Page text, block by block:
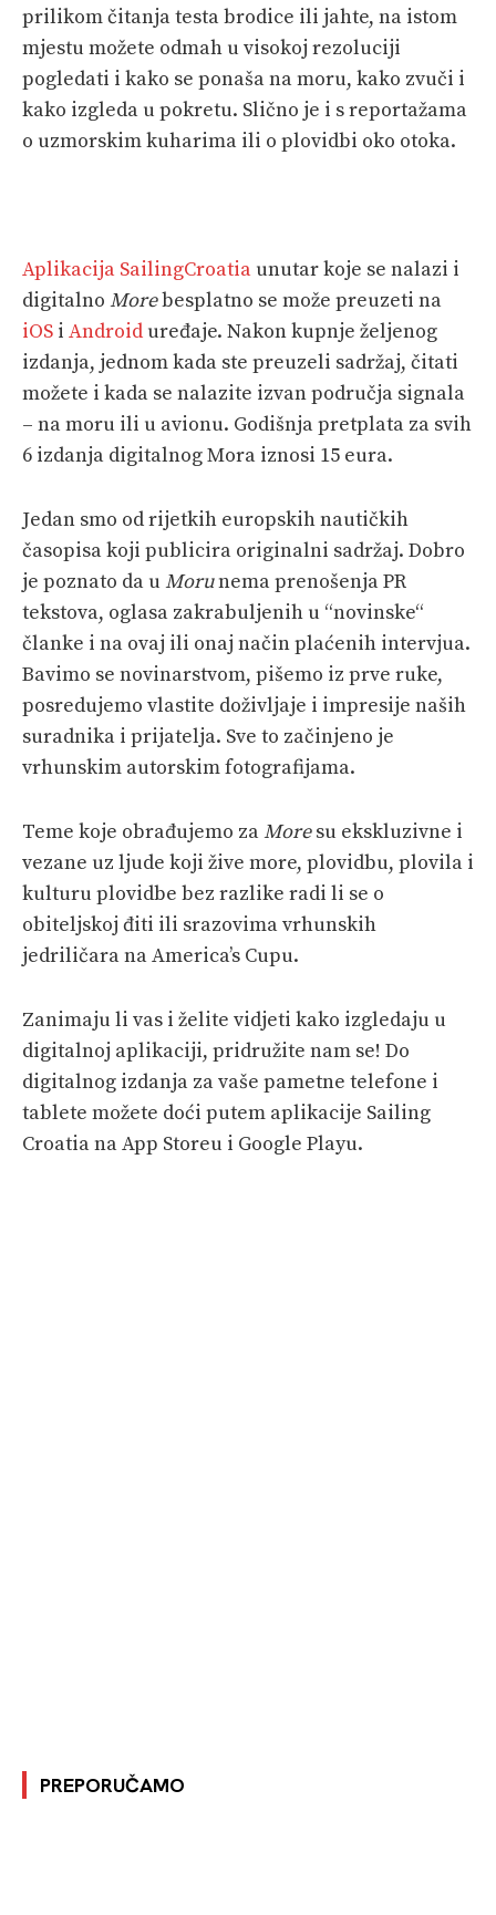
prilikom čitanja testa brodice ili jahte, na istom
mjestu možete odmah u visokoj rezoluciji
pogledati i kako se ponaša na moru, kako zvuči i
kako izgleda u pokretu. Slično je i s reportažama
o uzmorskim kuharima ili o plovidbi oko otoka.
Aplikacija SailingCroatia unutar koje se nalazi i
digitalno Morebesplatno se može preuzeti na
iOS i Android uređaje. Nakon kupnje željenog
izdanja, jednom kada ste preuzeli sadržaj, čitati
možete i kada se nalazite izvan područja signala
– na moru ili u avionu. Godišnja pretplata za svih
6 izdanja digitalnog Mora iznosi 15 eura.
Jedan smo od rijetkih europskih nautičkih
časopisa koji publicira originalni sadržaj. Dobro
je poznato da u Morunema prenošenja PR
tekstova, oglasa zakrabuljenih u “novinske“
članke i na ovaj ili onaj način plaćenih intervjua.
Bavimo se novinarstvom, pišemo iz prve ruke,
posredujemo vlastite doživljaje i impresije naših
suradnika i prijatelja. Sve to začinjeno je
vrhunskim autorskim fotografijama.
Teme koje obrađujemo zaMoresu ekskluzivne i
vezane uz ljude koji žive more, plovidbu, plovila i
kulturu plovidbe bez razlike radi li se o
obiteljskoj điti ili srazovima vrhunskih
jedriličara na America’s Cupu.
Zanimaju li vas i želite vidjeti kako izgledaju u
digitalnoj aplikaciji, pridružite nam se! Do
digitalnog izdanja za vaše pametne telefone i
tablete možete doći putem aplikacije Sailing
Croatia na App Storeu i Google Playu.
PREPORUČAMO